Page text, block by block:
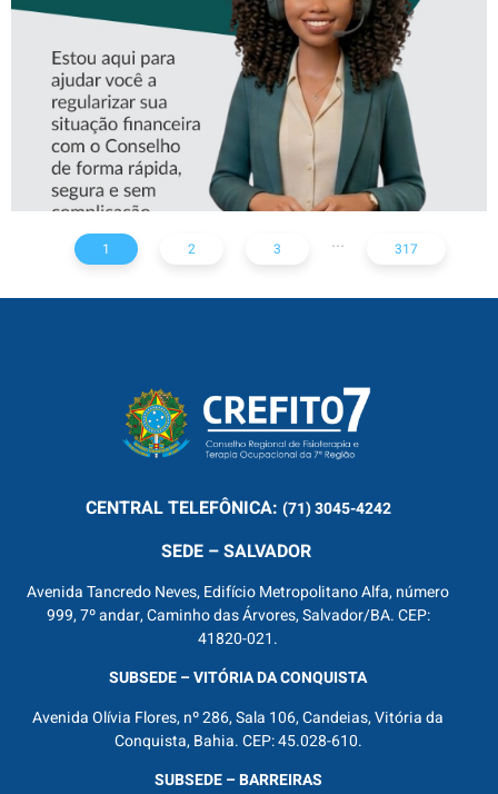
1 2 3 ... 317
CENTRALTELEFÔNICA: (71) 3045-4242
SEDE – SALVADOR
Avenida Tancredo Neves, Edifício Metropolitano Alfa, número
999, 7º andar, Caminho das Árvores, Salvador/BA. CEP:
41820-021.
SUBSEDE – VITÓRIA DA CONQUISTA
Avenida Olívia Flores, nº 286, Sala 106, Candeias, Vitória da
Conquista, Bahia. CEP: 45.028-610.
SUBSEDE – BARREIRAS